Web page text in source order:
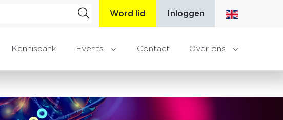
Word lid Inloggen
Kennisbank Events Contact Over ons